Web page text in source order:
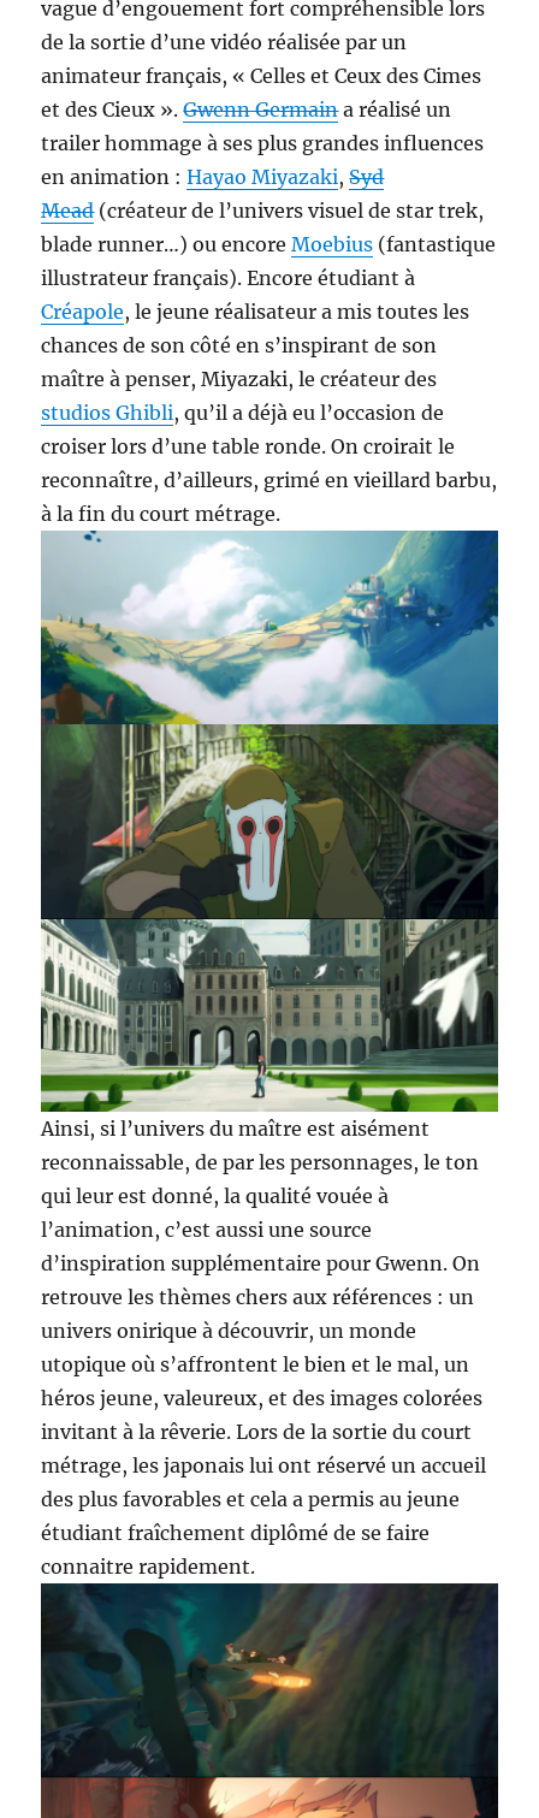
vague d’engouement fort compréhensible lors
de la sortie d’une vidéo réalisée par un
animateur français, « Celles et Ceux des Cimes
et des Cieux ».Gwenn Germaina réalisé un
trailer hommage à ses plus grandes influences
en animation :Hayao Miyazaki,Syd
Mead(créateur de l’univers visuel de star trek,
blade runner…) ou encoreMoebius (fantastique
illustrateur français). Encore étudiant à
Créapole, le jeune réalisateur a mis toutes les
chances de son côté en s’inspirant de son
maître à penser, Miyazaki, le créateur des
studios Ghibli, qu’il a déjà eu l’occasion de
croiser lors d’une table ronde. On croirait le
reconnaître, d’ailleurs, grimé en vieillard barbu,
à la fin du court métrage.
Ainsi, si l’univers du maître est aisément
reconnaissable, de par les personnages, le ton
qui leur est donné, la qualité vouée à
l’animation, c’est aussi une source
d’inspiration supplémentaire pour Gwenn. On
retrouve les thèmes chers aux références : un
univers onirique à découvrir, un monde
utopique où s’affrontent le bien et le mal, un
héros jeune, valeureux, et des images colorées
invitant à la rêverie. Lors de la sortie du court
métrage, les japonais lui ont réservé un accueil
des plus favorables et cela a permis au jeune
étudiant fraîchement diplômé de se faire
connaitre rapidement.